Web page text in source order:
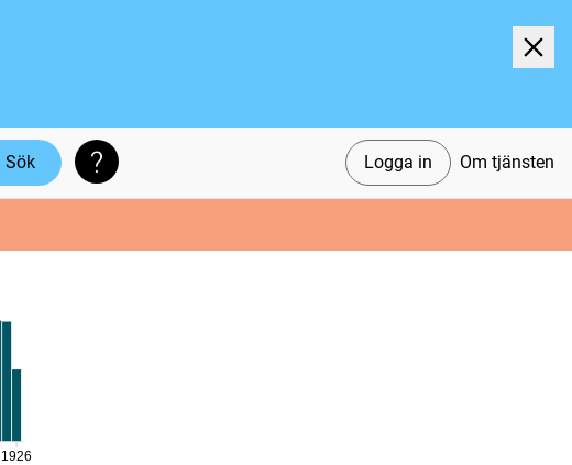
Logga in Om tjänsten
Sök Söktips
1926